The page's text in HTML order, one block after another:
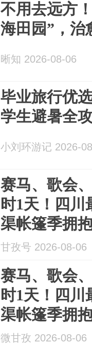
不用去远方
海田园”，治
晰知 2026-08-06
毕业旅行优
学生避暑全
小刘环游记 2026-
赛马、歌会
时1天！四川
渠帐篷季拥
甘孜号 2026-08-06
赛马、歌会
时1天！四川
渠帐篷季拥
微甘孜 2026-08-06